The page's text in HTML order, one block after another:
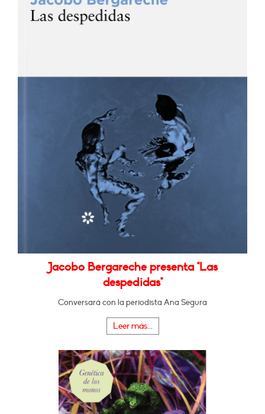
Jacobo Bergareche presenta "Las
despedidas"
Conversará con la periodista Ana Segura
Leer más...